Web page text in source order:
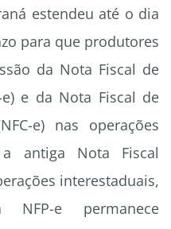
estendeu até o dia
para que produtores
da Nota Fiscal de
e da Nota Fiscal de
e) nas operações
antiga Nota Fiscal
interestaduais,
e permanece